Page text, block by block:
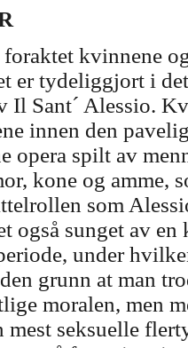
kvinnene
er tydeliggjort i
Il Sant´ Alessio.
innen den
opera spilt av
kone og amme,
som
også sunget av en
under
grunn at man
moralen, men
seksuelle